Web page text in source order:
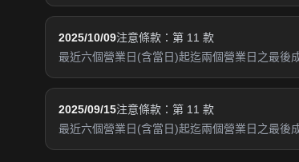
2025/10/09注意條款：第 11 款
最近六個營業日(含當日)起迄兩個營業日之最後
2025/09/15注意條款：第 11 款
最近六個營業日(含當日)起迄兩個營業日之最後